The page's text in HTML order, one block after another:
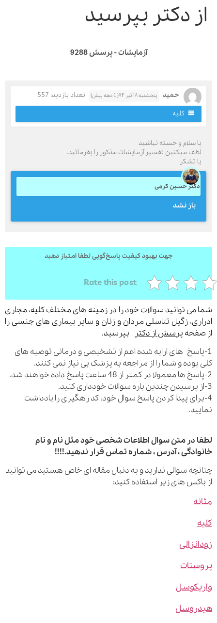
دکتر بپرسید
آزمايشات - پرسش 9288
حميد پنجشنبه ۱۸ تیر ۹۴( 1 دهه پیش)
تعداد بازدید: 557
کلیه
سلام و خسته نباشيد
ميكنين تفسير آزمايشات مذكور را بفرمائيد.
تشكر
دکتر حسین کرمی
باز نشد
جهت بهبود کیفیت پاسخ‌گویی لطفا امتیاز دهید
Rate this post
توانید سوالات خود را در زمینه های مختلف کلیه، مجاری
زگیل تناسلی مردان و زنان و سایر بیماری های جنسی را
پرسش از دکتربپرسید.
های ارایه شده اعم از تشخیصی و درمانی توصیه های
و شما را از مراجعه به پزشک بی نیاز نمی کنند.
پیدا کردن پاسخ سوال خود، کد رهگیری را یادداشت
در متن سوال اطلاعات شخصی خود مثل نام و نام
، آدرس ، شماره تماس قرار ندهید.!!!!
سوالی ندارید و به دنبال مقاله ای خاص هستید می توانید
های زیر استفاده کنید:
ارسال
قدرت گرفته از همیارسیستم